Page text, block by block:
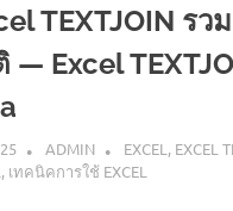
นานา
สาระ
น่า
TEXTJOIN รว
— Excel
ADMIN EXCEL , EXCEL
, เทคนิคการใช้ EXCEL